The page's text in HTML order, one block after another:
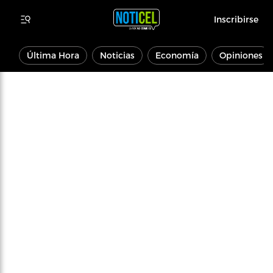
Inscribirse
Última Hora Noticias Economía Opiniones